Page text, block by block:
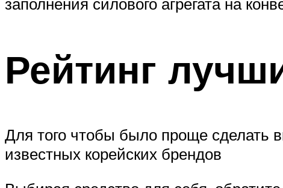
Рейтинг
Для того чтобы было проще сделать
известных корейских брендов